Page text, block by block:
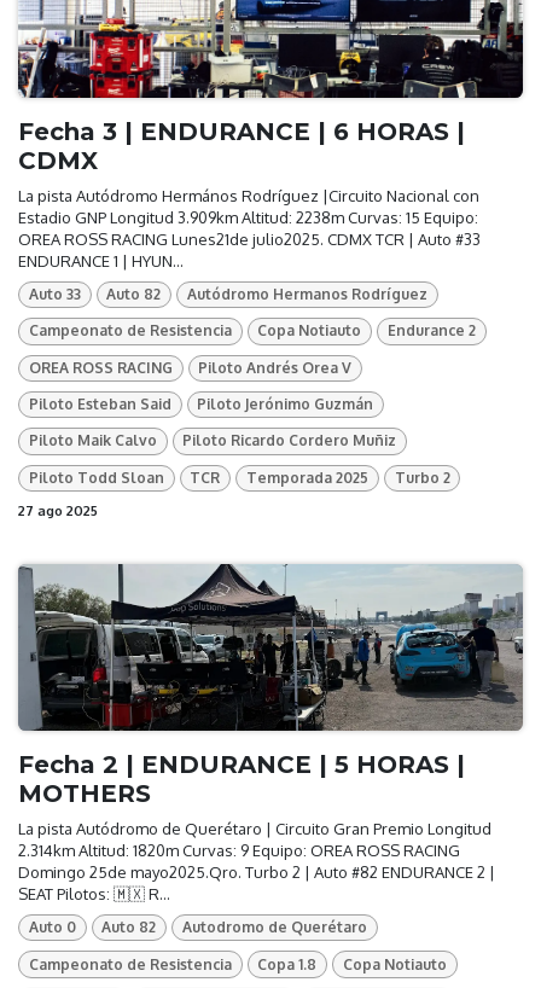
Fecha 3 | ENDURANCE | 6 HORAS |
CDMX
La pista Autódromo Hermános Rodríguez |Circuito Nacional con
Estadio GNP Longitud 3.909km Altitud: 2238m Curvas: 15 Equipo:
OREA ROSS RACING Lunes21de julio2025. CDMX TCR | Auto #33
ENDURANCE 1 | HYUN...
Auto 33 Auto 82 Autódromo Hermanos Rodríguez
Campeonato de Resistencia Copa Notiauto Endurance 2
OREA ROSS RACING Piloto Andrés Orea V
Piloto Esteban Said Piloto Jerónimo Guzmán
Piloto Maik Calvo Piloto Ricardo Cordero Muñiz
Piloto Todd Sloan TCR Temporada 2025
Turbo 2
27 ago 2025
Fecha 2 | ENDURANCE | 5 HORAS |
MOTHERS
La pista Autódromo de Querétaro | Circuito Gran Premio Longitud
2.314km Altitud: 1820m Curvas: 9 Equipo: OREA ROSS RACING
Domingo 25de mayo2025.Qro. Turbo 2 | Auto #82 ENDURANCE 2 |
SEAT Pilotos: 🇲🇽 R...
Auto 0 Auto 82 Autodromo de Querétaro
Campeonato de Resistencia Copa 1.8 Copa Notiauto